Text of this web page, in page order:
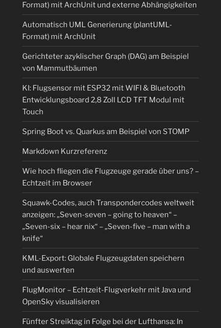
Format) mit ArchUnit und externe Abhängigkeiten
Automatisch UML Generierung (plantUML-
Format) mit ArchUnit
Gerichteter azyklischer Graph (DAG) am Beispiel
von Mammutbäumen
KI: Flugsensor mit ESP32 mit WIFI & Bluetooth
Entwicklungsboard 2,8 Zoll LCD TFT Modul mit
Touch
Spring Boot vs. Quarkus am Beispiel von STOMP
Markdown Kurzreferenz
Wie hoch fliegen die Flugzeuge gerade über uns? –
Echtzeit im Browser
Squawk-Codes, auch Transpondercodes weltweit
anzeigen: „Seven-seven – going to heaven“ –
„Seven-six – hear nix“ – „Seven-five – man with a
knife“
KML-Export: Globale Flugzeugdaten speichern
und auswerten
FlugMonitor – Echtzeit-Flugverkehr mit Java und
OpenSky visualisieren
Fünfter Streiktag in Folge bei der Lufthansa: In